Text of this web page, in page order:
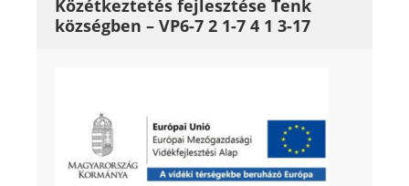
Közétkeztetés fejlesztése Tenk
községben – VP6-7 2 1-7 4 1 3-17